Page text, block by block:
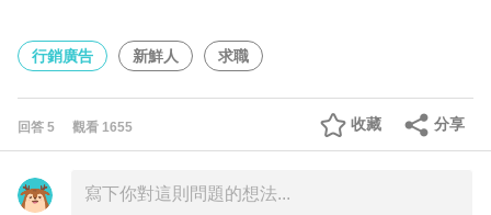
行銷廣告 新鮮人 求職
回答 5 觀看 1655 分享
收藏